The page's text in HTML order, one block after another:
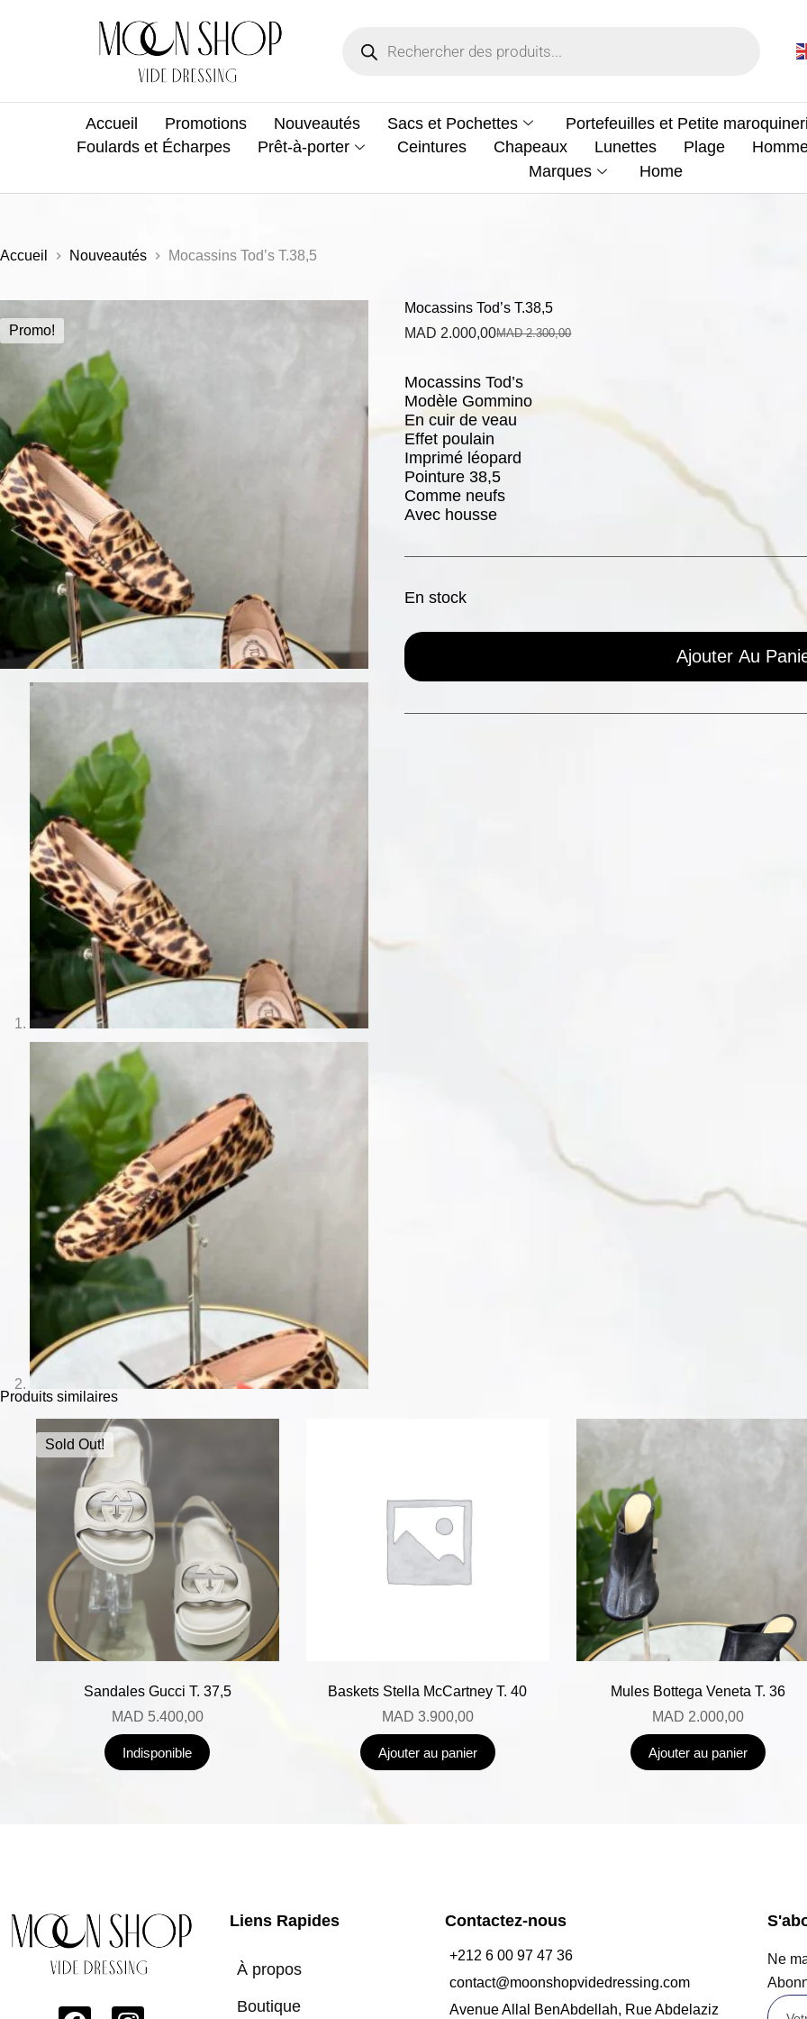
Accueil Promotions Nouveautés Sacs et Pochettes
Portefeuilles et Petite
Foulards et Écharpes
Prêt-à-porter Ceintures Chapeaux Lunettes Plage
Marques
Home
Accueil Nouveautés Mocassins Tod’s T.38,5
Promo!
Mocassins Tod’s T.38,5
MAD2.300,00
MAD 2.000,00
Mocassins Tod’s
Modèle Gommino
En cuir de veau
Effet poulain
Imprimé léopard
Pointure 38,5
Comme neufs
Avec housse
En stock
Ajouter Au
Produits similaires
Sold Out!
Sandales Gucci T. 37,5
MAD 5.400,00
Indisponible
Baskets Stella McCartney T. 40
MAD 3.900,00
Ajouter au panier
Mules Bottega Veneta T. 36
MAD 2.000,00
Ajouter au panier
Liens Rapides
À propos
Boutique
Contactez-nous
+212 6 00 97 47 36
contact@moonshopvidedressing.com
Avenue Allal BenAbdellah, Rue Abdelaziz
Ne